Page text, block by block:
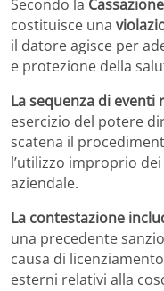
Secondo la Cassazione
costituisce una
il datore agisce per
e protezione della
La sequenza di eventi
esercizio del potere
scatena il
l’utilizzo improprio
aziendale.
La contestazione
una precedente
causa di
esterni relativi alla